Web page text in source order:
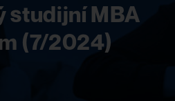
studijní MBA
(7/2024)